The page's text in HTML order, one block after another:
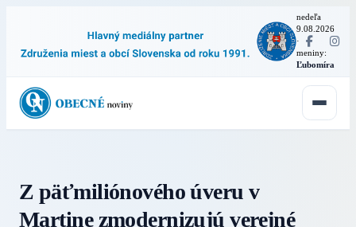
nedeľa
9.08.2026
·
meniny:
Ľubomíra
Z päťmiliónového úveru v
Martine zmodernizujú verejné